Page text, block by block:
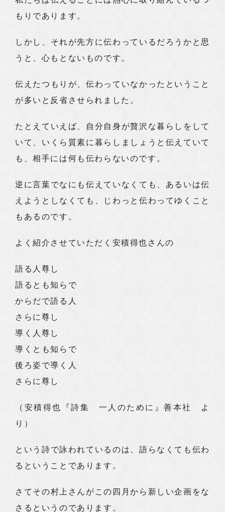
もりであります。
しかし、それが先方に伝わっているだろうかと思
うと、心もとないものです。
伝えたつもりが、伝わっていなかったということ
が多いと反省させられました。
たとえていえば、自分自身が贅沢な暮らしをして
いて、いくら質素に暮らしましょうと伝えていて
も、相手には何も伝わらないのです。
逆に言葉でなにも伝えていなくても、あるいは伝
えようとしなくても、じわっと伝わってゆくこと
もあるのです。
よく紹介させていただく安積得也さんの
語る人尊し
語るとも知らで
からだで語る人
さらに尊し
導く人尊し
導くとも知らで
後ろ姿で導く人
さらに尊し
（安積得也『詩集 一人のために』善本社 よ
り）
という詩で詠われているのは、語らなくても伝わ
るということであります。
さてその村上さんがこの四月から新しい企画をな
さるというのであります。